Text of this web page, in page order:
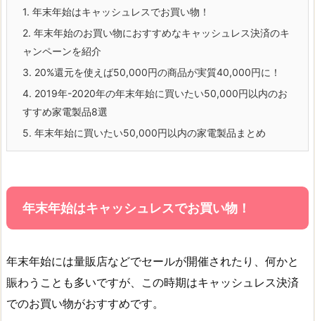
1. 年末年始はキャッシュレスでお買い物！
2. 年末年始のお買い物におすすめなキャッシュレス決済のキ
ャンペーンを紹介
3. 20%還元を使えば50,000円の商品が実質40,000円に！
4. 2019年-2020年の年末年始に買いたい50,000円以内のお
すすめ家電製品8選
5. 年末年始に買いたい50,000円以内の家電製品まとめ
年末年始はキャッシュレスでお買い物！
年末年始には量販店などでセールが開催されたり、何かと
賑わうことも多いですが、この時期はキャッシュレス決済
でのお買い物がおすすめです。